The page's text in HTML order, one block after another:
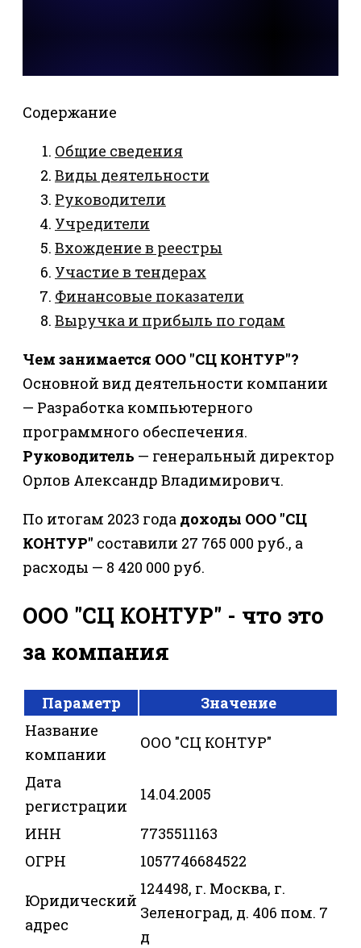
Содержание
Общие сведения
Виды деятельности
Руководители
Учредители
Вхождение в реестры
Участие в тендерах
Финансовые показатели
Выручка и прибыль по годам
Чем занимается ООО "СЦ КОНТУР"?
Основной вид деятельности компании
— Разработка компьютерного
программного обеспечения.
Руководитель — генеральный директор
Орлов Александр Владимирович.
По итогам 2023 года доходы ООО "СЦ
КОНТУР" составили 27 765 000 руб., а
расходы — 8 420 000 руб.
ООО "СЦ КОНТУР" - что это
за компания
Параметр
Значение
Название
компании
ООО "СЦ КОНТУР"
Дата
регистрации
14.04.2005
ИНН
7735511163
ОГРН
1057746684522
Юридический
адрес
124498, г. Москва, г.
Зеленоград, д. 406 пом. 7
д